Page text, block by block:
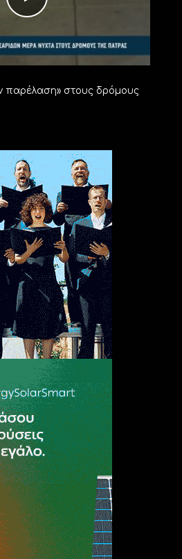
παρέλαση» στους δρόμους